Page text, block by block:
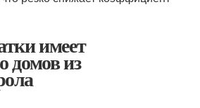
имеет
домов из